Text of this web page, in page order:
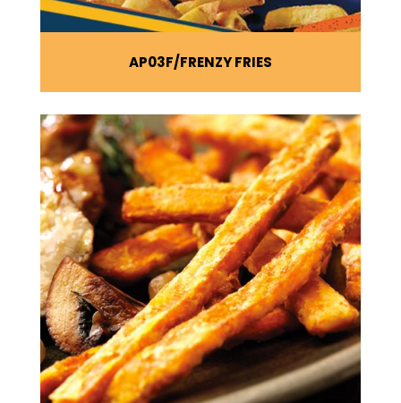
AP03F FRENZY FRIES